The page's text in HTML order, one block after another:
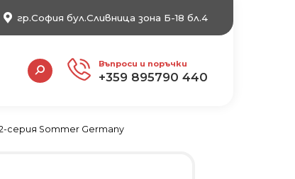
гр.София бул.Сливница зона Б-18 бл.4
Search: Въпроси и поръчки
+359 895790 440
серия Sommer Germany